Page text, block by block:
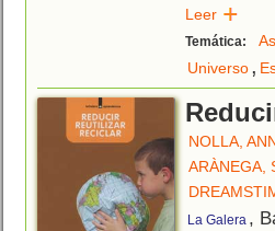
Leer
Temática:
Universo,
NOLLA,
ARÀNEGA,
La Galera ,